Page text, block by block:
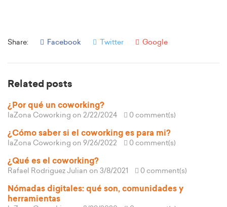
Share: Facebook Twitter Google
Related posts
¿Por qué un coworking?
laZona Coworking on 2/22/2024 0 comment(s)
¿Cómo saber si el coworking es para mi?
laZona Coworking on 9/26/2022 0 comment(s)
¿Qué es el coworking?
Rafael Rodriguez Julian on 3/8/2021 0 comment(s)
Nómadas digitales: qué son, comunidades y
herramientas